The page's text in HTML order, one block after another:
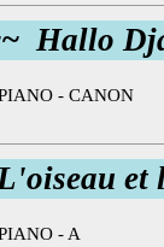
Hallo
- CANON
et
- A